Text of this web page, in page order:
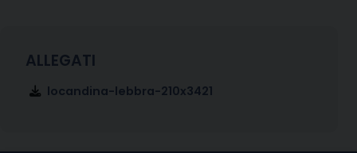
locandina-lebbra-210x3421